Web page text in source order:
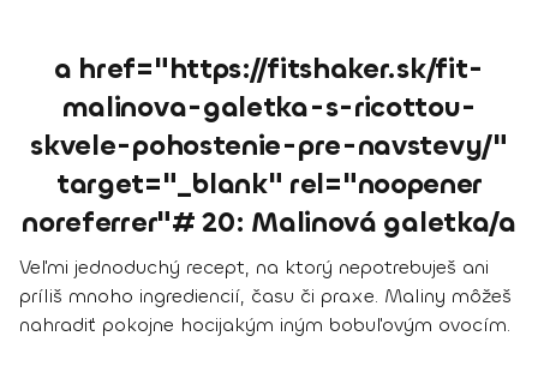
a href="https://fitshaker.sk/fit-
malinova-galetka-s-ricottou-
skvele-pohostenie-pre-navstevy/"
target="_blank" rel="noopener
noreferrer"# 20: Malinová galetka/a
Veľmi jednoduchý recept, na ktorý nepotrebuješ ani
príliš mnoho ingrediencií, času či praxe. Maliny môžeš
nahradiť pokojne hocijakým iným bobuľovým ovocím.